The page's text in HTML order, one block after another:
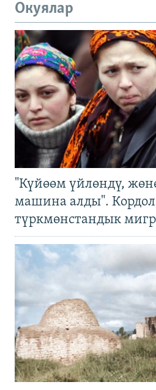
Окуялар
"Күйөөм үйлөндү,
машина алды".
түркмөнстандык